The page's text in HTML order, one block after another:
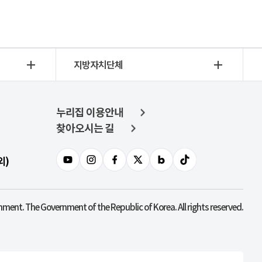
지방자치단체
)
누리집 이용안내
찾아오시는 길
The Government of the Republic of Korea. All rights reserved.